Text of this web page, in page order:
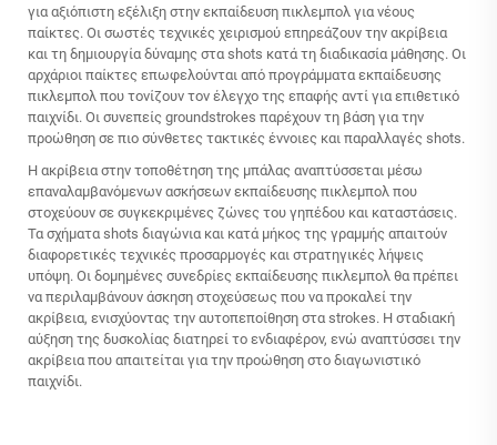
για αξιόπιστη εξέλιξη στην εκπαίδευση πικλεμπολ για νέους
παίκτες. Οι σωστές τεχνικές χειρισμού επηρεάζουν την ακρίβεια
και τη δημιουργία δύναμης στα shots κατά τη διαδικασία μάθησης. Οι
αρχάριοι παίκτες επωφελούνται από προγράμματα εκπαίδευσης
πικλεμπολ που τονίζουν τον έλεγχο της επαφής αντί για επιθετικό
παιχνίδι. Οι συνεπείς groundstrokes παρέχουν τη βάση για την
προώθηση σε πιο σύνθετες τακτικές έννοιες και παραλλαγές shots.
Η ακρίβεια στην τοποθέτηση της μπάλας αναπτύσσεται μέσω
επαναλαμβανόμενων ασκήσεων εκπαίδευσης πικλεμπολ που
στοχεύουν σε συγκεκριμένες ζώνες του γηπέδου και καταστάσεις.
Τα σχήματα shots διαγώνια και κατά μήκος της γραμμής απαιτούν
διαφορετικές τεχνικές προσαρμογές και στρατηγικές λήψεις
υπόψη. Οι δομημένες συνεδρίες εκπαίδευσης πικλεμπολ θα πρέπει
να περιλαμβάνουν άσκηση στοχεύσεως που να προκαλεί την
ακρίβεια, ενισχύοντας την αυτοπεποίθηση στα strokes. Η σταδιακή
αύξηση της δυσκολίας διατηρεί το ενδιαφέρον, ενώ αναπτύσσει την
ακρίβεια που απαιτείται για την προώθηση στο διαγωνιστικό
παιχνίδι.